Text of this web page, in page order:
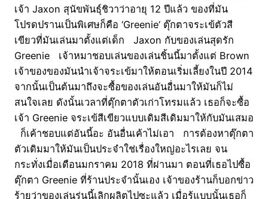
เจ้า Jaxon สุนัขพันธุ์ชิวาว่าอายุ 12 ปีแล้ว ของที่มัน
โปรดปรานเป็นพิเศษก็คือ ‘Greenie‘ ตุ๊กตาจระเข้ตัวสี
เขียวที่มันเล่นมาตั้งแต่เด็ก Jaxon กับของเล่นสุดรัก
Greenie เจ้าหมาชอบเล่นของเล่นชิ้นนี้มาตั้งแต่ Brown
เจ้าของของมันนำเจ้าจระเข้มาให้ตอนเริ่มเลี้ยงในปี 2014
จากนั้นเป็นต้นมาถึงจะซื้อของเล่นอันอื่นมาให้มันก็ไม่
สนใจเลย ดังนั้นเวลาที่ตุ๊กตาตัวเก่าโทรมแล้ว เธอก็จะซื้อ
เจ้า Greenie จระเข้สีเขียวแบบเดิมสีเดิมมาให้กับมันเสมอ
ก็เค้าชอบแต่อันนี้อะ อันอื่นเค้าไม่เอา การต้องหาตุ๊กตา
ตัวเดิมมาให้มันเป็นประจำใช่เรื่องใหญ่อะไรเลย จน
กระทั่งเมื่อเดือนมกราคม 2018 ที่ผ่านมา ตอนที่เธอไปซื้อ
ตุ๊กตา Greenie ที่ร้านประจำนั้นเอง เจ้าของร้านก็บอกข่าว
ร้ายว่าของเล่นรุ่นนี้เลิกผลิตไปซะแล้ว เมื่อรู้แบบนั้นเธอก็